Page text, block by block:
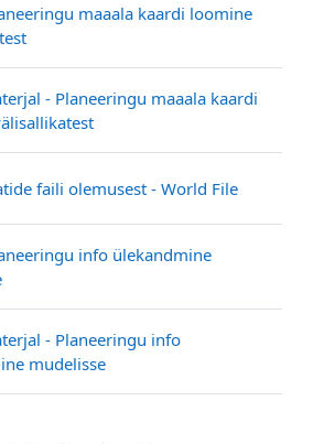
maaala kaardi loomine
Link/URL
- Planeeringu maaala kaardi
faili olemusest - World FileLink/URL
info ülekandmine
Link/URL
- Planeeringu info
mudelisse